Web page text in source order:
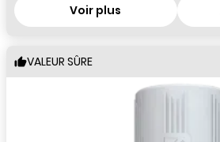
Voir plus
VALEUR SÛRE